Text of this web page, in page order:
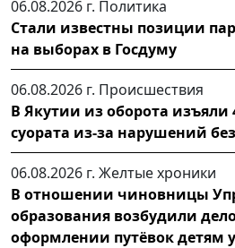
06.08.2026 г. Политика
Стали известны позиции
на выборах в Госдуму
06.08.2026 г. Происшествия
В Якутии из оборота изъяли
суората из-за нарушений
06.08.2026 г. Желтые хроники
В отношении чиновницы
образования возбудили
оформлении путёвок детям